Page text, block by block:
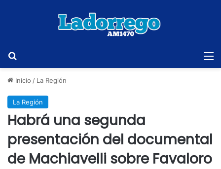
Inicio / La Región
La Región
Habrá una segunda
presentación del documental
de Machiavelli sobre Favaloro